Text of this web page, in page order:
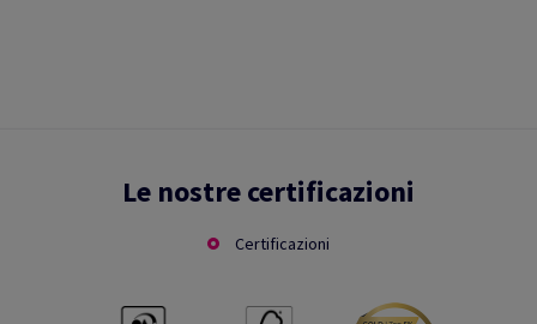
Le nostre certificazioni
Certificazioni